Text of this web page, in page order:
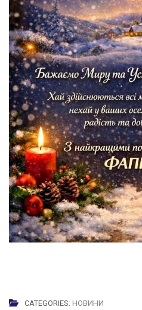
CATEGORIES: НОВИНИ